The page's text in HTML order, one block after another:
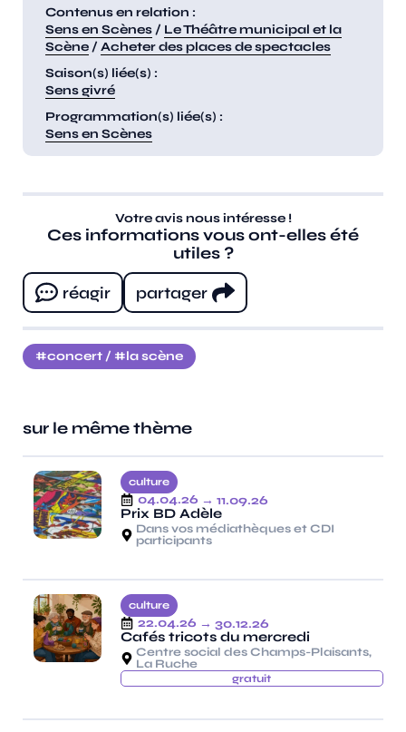
Contenus en relation :
Sens en Scènes / Le Théâtre municipal et la
Scène / Acheter des places de spectacles
Saison(s) liée(s) :
Sens givré
Programmation(s) liée(s) :
Sens en Scènes
Votre avis nous intéresse !
Ces informations vous ont-elles été
utiles ?
réagir
partager
concert / la scène
sur le même thème
culture
04.04.26 → 11.09.26
Prix BD Adèle
Dans vos médiathèques et CDI
participants
culture
22.04.26 → 30.12.26
Cafés tricots du mercredi
Centre social des Champs-Plaisants,
La Ruche
gratuit